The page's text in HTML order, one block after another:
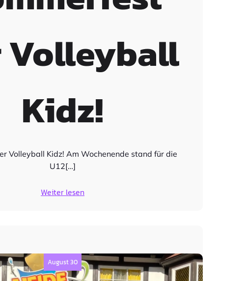
Volleyball
Kidz!
Volleyball Kidz! Am Wochenende stand für die
U12[…]
Weiter lesen
August 30